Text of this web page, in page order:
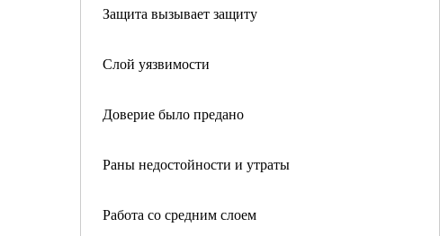
Защита вызывает защиту
Слой уязвимости
Доверие было предано
Раны недостойности и утраты
Работа со средним слоем